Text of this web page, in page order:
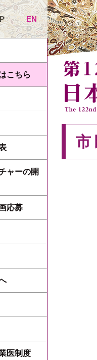
EN
こちら
ャーの開
応募
医制度
市